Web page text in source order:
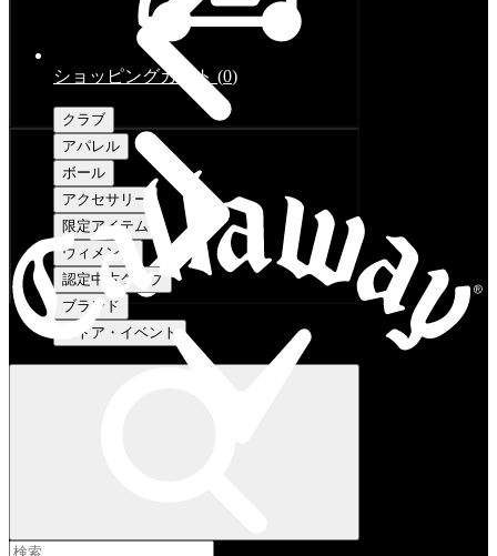
ショッピングカート (0)
クラブ
アパレル
ボール
アクセサリー
限定アイテム
ウィメンズ
認定中古クラブ
ブランド
ストア・イベント